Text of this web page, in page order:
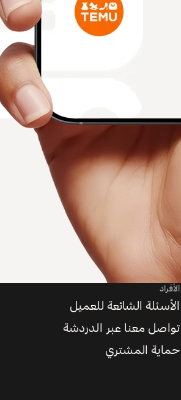
الأفراد
الأسئلة الشائعة للعميل
تواصل معنا عبر الدردشة
حماية المشتري